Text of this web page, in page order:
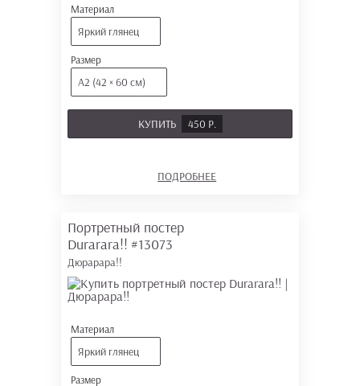
Материал
Яркий глянец
Размер
А2 (42 × 60 см)
КУПИТЬ 450 Р.
ПОДРОБНЕЕ
Портретный постер
Durarara!! #13073
Дюрарара!!
Материал
Яркий глянец
Размер